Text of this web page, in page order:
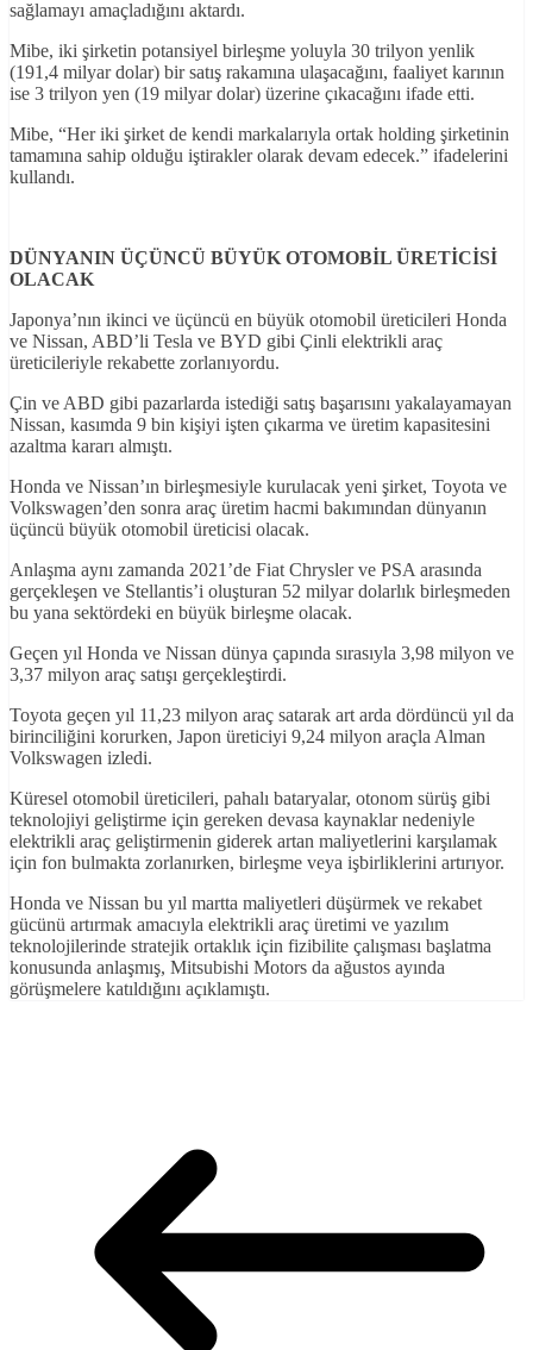
sağlamayı amaçladığını aktardı.
Mibe, iki şirketin potansiyel birleşme yoluyla 30 trilyon yenlik
(191,4 milyar dolar) bir satış rakamına ulaşacağını, faaliyet karının
ise 3 trilyon yen (19 milyar dolar) üzerine çıkacağını ifade etti.
Mibe, “Her iki şirket de kendi markalarıyla ortak holding şirketinin
tamamına sahip olduğu iştirakler olarak devam edecek.” ifadelerini
kullandı.
DÜNYANIN ÜÇÜNCÜ BÜYÜK OTOMOBİL ÜRETİCİSİ
OLACAK
Japonya’nın ikinci ve üçüncü en büyük otomobil üreticileri Honda
ve Nissan, ABD’li Tesla ve BYD gibi Çinli elektrikli araç
üreticileriyle rekabette zorlanıyordu.
Çin ve ABD gibi pazarlarda istediği satış başarısını yakalayamayan
Nissan, kasımda 9 bin kişiyi işten çıkarma ve üretim kapasitesini
azaltma kararı almıştı.
Honda ve Nissan’ın birleşmesiyle kurulacak yeni şirket, Toyota ve
Volkswagen’den sonra araç üretim hacmi bakımından dünyanın
üçüncü büyük otomobil üreticisi olacak.
Anlaşma aynı zamanda 2021’de Fiat Chrysler ve PSA arasında
gerçekleşen ve Stellantis’i oluşturan 52 milyar dolarlık birleşmeden
bu yana sektördeki en büyük birleşme olacak.
Geçen yıl Honda ve Nissan dünya çapında sırasıyla 3,98 milyon ve
3,37 milyon araç satışı gerçekleştirdi.
Toyota geçen yıl 11,23 milyon araç satarak art arda dördüncü yıl da
birinciliğini korurken, Japon üreticiyi 9,24 milyon araçla Alman
Volkswagen izledi.
Küresel otomobil üreticileri, pahalı bataryalar, otonom sürüş gibi
teknolojiyi geliştirme için gereken devasa kaynaklar nedeniyle
elektrikli araç geliştirmenin giderek artan maliyetlerini karşılamak
için fon bulmakta zorlanırken, birleşme veya işbirliklerini artırıyor.
Honda ve Nissan bu yıl martta maliyetleri düşürmek ve rekabet
gücünü artırmak amacıyla elektrikli araç üretimi ve yazılım
teknolojilerinde stratejik ortaklık için fizibilite çalışması başlatma
konusunda anlaşmış, Mitsubishi Motors da ağustos ayında
görüşmelere katıldığını açıklamıştı.